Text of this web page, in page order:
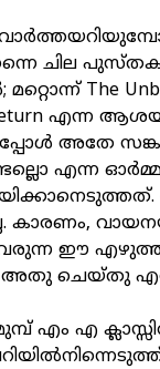
ചില
The
എന്ന
അതേ
എന്ന
കാരണം,
ഈ
അതു ചെയ്തു
എം എ